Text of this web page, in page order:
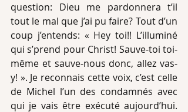
question: Dieu me pardonnera t’il
tout le mal que j’ai pu faire? Tout d’un
coup j’entends: « Hey toi!! L’illuminé
qui s’prend pour Christ! Sauve-toi toi-
même et sauve-nous donc, allez vas-
y! ». Je reconnais cette voix, c’est celle
de Michel l’un des condamnés avec
qui je vais être exécuté aujourd’hui.